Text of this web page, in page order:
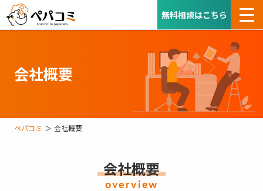
無料相談はこちら
会社概要
ペパコミ 会社概要
会社概要
overview